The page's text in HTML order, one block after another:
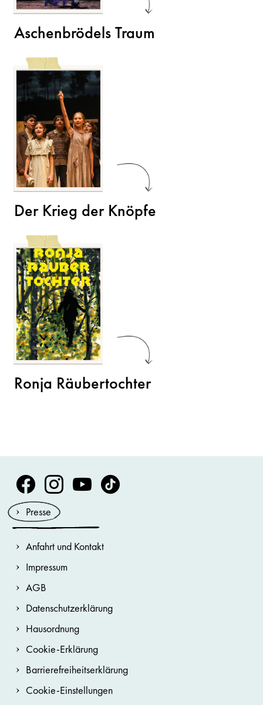
Aschenbrödels Traum
Der Krieg der Knöpfe
Ronja Räubertochter
Volksoper Facebook
Volksoper Instagram
Volksoper Youtube
Volksoper TikTok
Presse
Anfahrt und Kontakt
Impressum
AGB
Datenschutzerklärung
Hausordnung
Cookie-Erklärung
Barrierefreiheitserklärung
Cookie-Einstellungen